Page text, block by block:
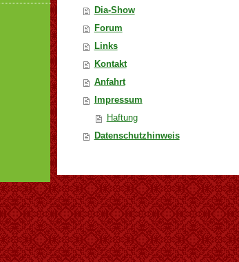
Dia-Show
Forum
Links
Kontakt
Anfahrt
Impressum
Haftung
Datenschutzhinweis